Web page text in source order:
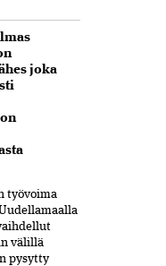
joka
työvoima
välillä
pysytty